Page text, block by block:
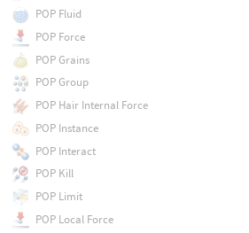
POP Fluid
POP Force
POP Grains
POP Group
POP Hair Internal Force
POP Instance
POP Interact
POP Kill
POP Limit
POP Local Force